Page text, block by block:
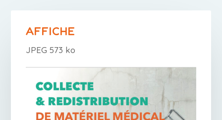
AFFICHE
JPEG 573 ko